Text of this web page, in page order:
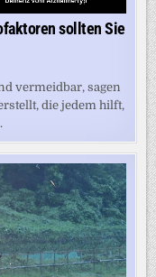
sollten Sie
vermeidbar, sagen
die jedem hilft,